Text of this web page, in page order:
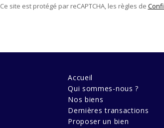
Ce site est protégé par reCAPTCHA, les règles de
Accueil
Qui sommes-nous ?
Nos biens
Dernières transactions
Proposer un bien